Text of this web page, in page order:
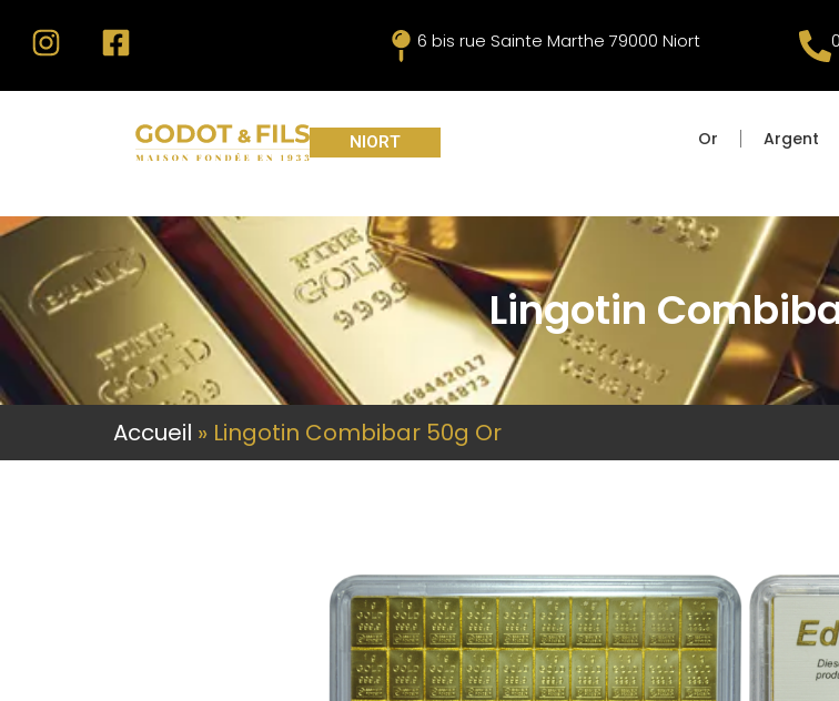
6 bis rue Sainte Marthe 79000 Niort
NIORT Or Argent
Lingotin
Accueil » Lingotin Combibar 50g Or